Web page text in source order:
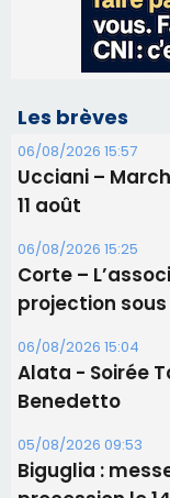
Les brèves
06/08/2026 15:57
Ucciani –
11 août
06/08/2026 15:25
Corte –
projection
06/08/2026 15:04
Alata - Soirée
Benedetto
05/08/2026 09:53
Biguglia :